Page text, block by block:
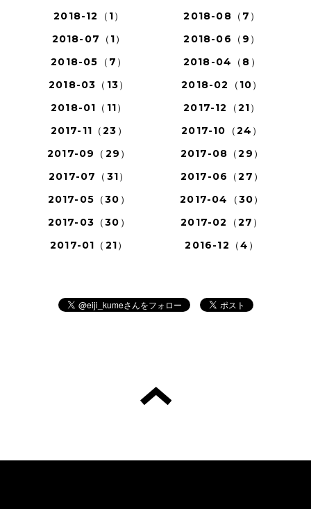
2018-12（1）
2018-08（7）
2018-07（1）
2018-06（9）
2018-05（7）
2018-04（8）
2018-03（13）
2018-02（10）
2018-01（11）
2017-12（21）
2017-11（23）
2017-10（24）
2017-09（29）
2017-08（29）
2017-07（31）
2017-06（27）
2017-05（30）
2017-04（30）
2017-03（30）
2017-02（27）
2017-01（21）
2016-12（4）